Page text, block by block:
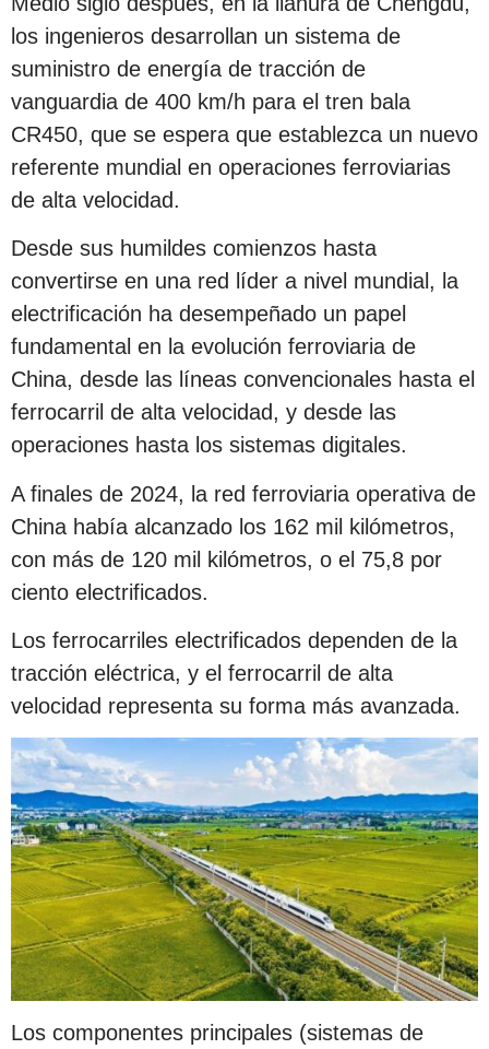
los ingenieros desarrollan un sistema de
suministro de energía de tracción de
vanguardia de 400 km/h para el tren bala
CR450, que se espera que establezca un nuevo
referente mundial en operaciones ferroviarias
de alta velocidad.
Desde sus humildes comienzos hasta
convertirse en una red líder a nivel mundial, la
electrificación ha desempeñado un papel
fundamental en la evolución ferroviaria de
China, desde las líneas convencionales hasta el
ferrocarril de alta velocidad, y desde las
operaciones hasta los sistemas digitales.
A finales de 2024, la red ferroviaria operativa de
China había alcanzado los 162 mil kilómetros,
con más de 120 mil kilómetros, o el 75,8 por
ciento electrificados.
Los ferrocarriles electrificados dependen de la
tracción eléctrica, y el ferrocarril de alta
velocidad representa su forma más avanzada.
Los componentes principales (sistemas de